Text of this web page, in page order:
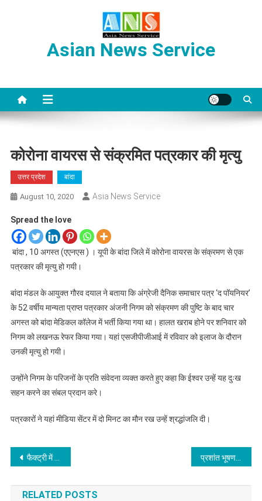
Asian News Service
कोरोना वायरस से संक्रमित पत्रकार की मृत्यु
उत्तर प्रदेश बांदा
August 10, 2020 Asia News Service
Spread the love
बांदा , 10 अगस्त (एएनएस ) । यूपी के बांदा जिले में कोरोना वायरस के संक्रमण से एक
पत्रकार की मृत्यु हो गयी।
बांदा मंडल के आयुक्त गौरव दयाल ने बताया कि अंग्रेजी दैनिक समाचार पत्र ‘द पॉयनियर’
के 52 वर्षीय मान्यता प्राप्त पत्रकार अंजनी निगम को संक्रमण की पुष्टि के बाद चार
अगस्त को बांदा मेडिकल कॉलेज में भर्ती किया गया था। हालत खराब होने पर शनिवार को
निगम को लखनऊ रेफर किया गया। यहां एसजीपीजीआई में रविवार को इलाज के दौरान
उनकी मृत्यु हो गयी।
उन्होंने निगम के परिजनों के प्रति संवेदना व्यक्त करते हुए कहा कि ईश्वर उन्हें यह दुःख
सहन करने का संबल प्रदान करे।
पत्रकारों ने यहां मीडिया सेंटर में दो मिनट का मौन रख उन्हें श्रद्धांजलि दी।
Post
navigation
फैक्ट्री में लगी आग, एक की मौत
RELATED POSTS